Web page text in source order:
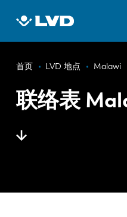
面
包
屑
首页 LVD 地点 Malawi
联络表
激光切割机
折弯机
冲床
软件